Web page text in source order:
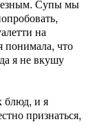
Супы мы
на
понимала, что
я не вкушу
блюд, и я
признаться,